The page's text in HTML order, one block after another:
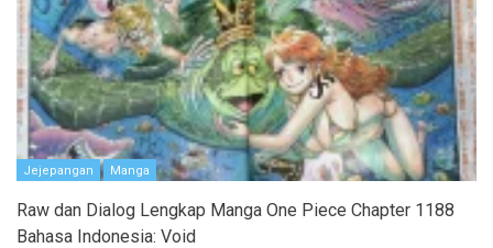
Jejepangan Manga
Raw dan Dialog Lengkap Manga One Piece Chapter 1188
Bahasa Indonesia: Void